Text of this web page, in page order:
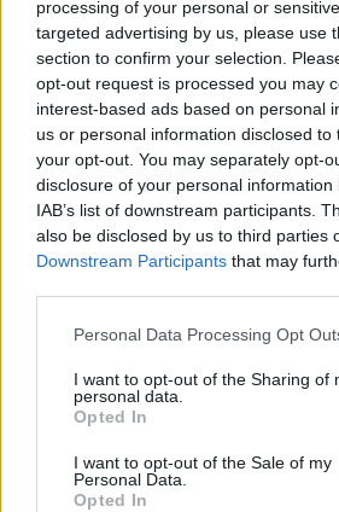
processing of your personal or
targeted advertising by us, please use
section to confirm your selection.
opt-out request is processed you may
interest-based ads based on personal
us or personal information disclosed
your opt-out. You may separately opt-
disclosure of your personal
IAB’s list of downstream participants.
also be disclosed by us to third parties
Downstream Participants that may
Personal Data Processing Opt
I want to opt-out of the Sharing of
personal data.
Opted In
I want to opt-out of the Sale of my
Personal Data.
Opted In